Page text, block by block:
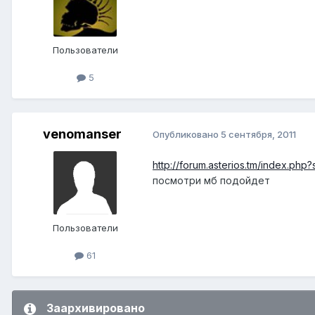
Пользователи
5
venomanser
Пользователи
61
Опубликовано 5 сентября, 2011
http://forum.asterios.tm/
посмотри мб подойдет
Заархивировано